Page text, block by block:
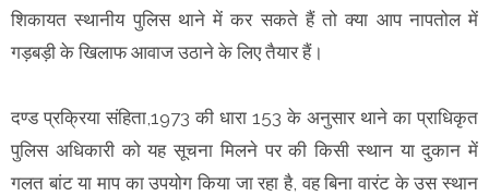
शिकायत स्थानीय पुलिस थाने में कर सकते हैं तो क्या आप नापतोल में
गड़बड़ी के खिलाफ आवाज उठाने के लिए तैयार हैं।
दण्ड प्रक्रिया संहिता,1973 की धारा 153 के अनुसार थाने का प्राधिकृत
पुलिस अधिकारी को यह सूचना मिलने पर की किसी स्थान या दुकान में
गलत बांट या माप का उपयोग किया जा रहा है, वह बिना वारंट के उस स्थान